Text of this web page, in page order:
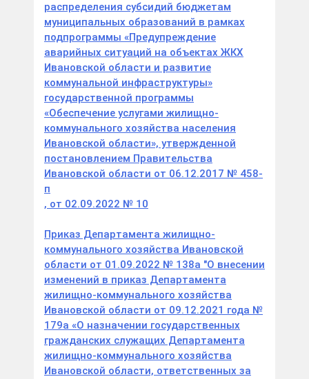
распределения субсидий бюджетам
муниципальных образований в рамках
подпрограммы «Предупреждение
аварийных ситуаций на объектах ЖКХ
Ивановской области и развитие
коммунальной инфраструктуры»
государственной программы
«Обеспечение услугами жилищно-
коммунального хозяйства населения
Ивановской области», утвержденной
постановлением Правительства
Ивановской области от 06.12.2017 № 458-
п
, от 02.09.2022 № 1 0
Приказ Департамента жилищно-
коммунального хозяйства Ивановской
области от 01.09.2022 № 138а "О внесении
изменений в приказ Департамента
жилищно-коммунального хозяйства
Ивановской области от 09.12.2021 года №
179а «О назначении государственных
гражданских служащих Департамента
жилищно-коммунального хозяйства
Ивановской области, ответственных за